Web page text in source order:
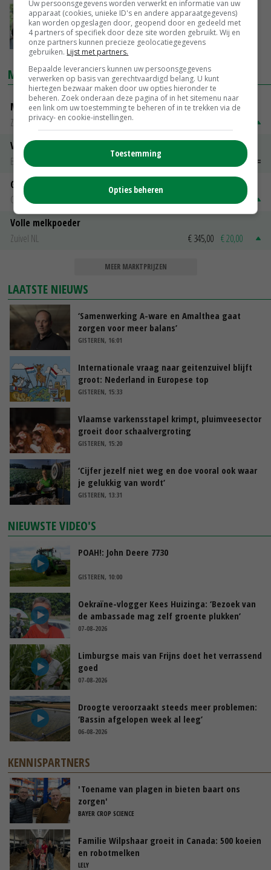
Geen QR-controle bij boerengolf, wel bij
ontbijt
16-11-2021
MARKTPRIJZEN
Magere melkpoeder
Zuivel NL
Vleeskuikens 2001-2600 gr
Barneveld
Gerst
Groningen
Volle melkpoeder
Zuivel NL
€ 345,00 € 20,00
MEER MARKTPRIJZEN
LAATSTE NIEUWS
‘Samenwerking A-ware en Amalthea gaat
zorgen voor meer balans’
GISTEREN, 16:01
Internationale vraag naar geitenzuivel blijft
groot: Nederland in Europese top
GISTEREN, 15:33
Vlaamse varkensstapel krimpt, pluimveesector
groeit door schaalvergroting
GISTEREN, 15:20
‘Cijfer jezelf niet weg en doe vooral ook waar
je gelukkig van wordt’
GISTEREN, 13:31
NIEUWSTE VIDEO'S
POAH!: John Deere 7730
GISTEREN, 10:00
Oekraïne-vlogger Kees Huizinga: ‘Bezoek van
de ambassade mag zelf groente plukken’
07-08-2026
Limburgse mais van Frijns doet het verrassend
goed
07-08-2026
Droogte veroorzaakt steeds meer problemen:
‘Bassin afgelopen week al leeg’
06-08-2026
KENNISPARTNERS
'Toename van plagen in bieten baart ons
zorgen'
BAYER CROP SCIENCE
Familie Wilpshaar groeit in Canada: 500 koeien
en robotmelken
LELY
Uw persoonsgegevens worden verwerkt en informatie van uw
apparaat (cookies, unieke ID's en andere apparaatgegevens)
kan worden opgeslagen door, geopend door en gedeeld met
4 partners of specifiek door deze site worden gebruikt. Wij en
onze partners kunnen precieze geolocatiegegevens
gebruiken. Lijst met partners.
Bepaalde leveranciers kunnen uw persoonsgegevens
verwerken op basis van gerechtvaardigd belang. U kunt
hiertegen bezwaar maken door uw opties hieronder te
beheren. Zoek onderaan deze pagina of in het sitemenu naar
een link om uw toestemming te beheren of in te trekken via de
privacy- en cookie-instellingen.
Toestemming
Opties beheren